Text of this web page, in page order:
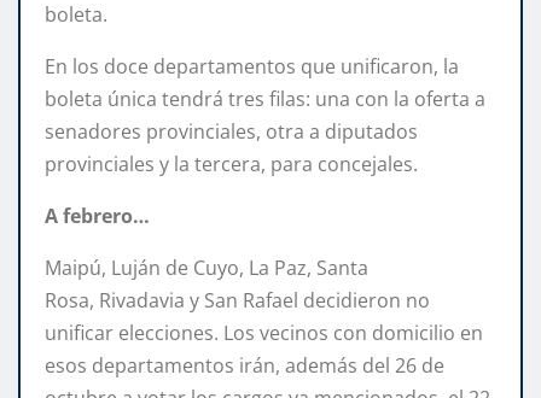
boleta.
En los doce departamentos que unificaron, la
boleta única tendrá tres filas: una con la oferta a
senadores provinciales, otra a diputados
provinciales y la tercera, para concejales.
A febrero…
Maipú, Luján de Cuyo, La Paz, Santa
Rosa, Rivadavia y San Rafael decidieron no
unificar elecciones. Los vecinos con domicilio en
esos departamentos irán, además del 26 de